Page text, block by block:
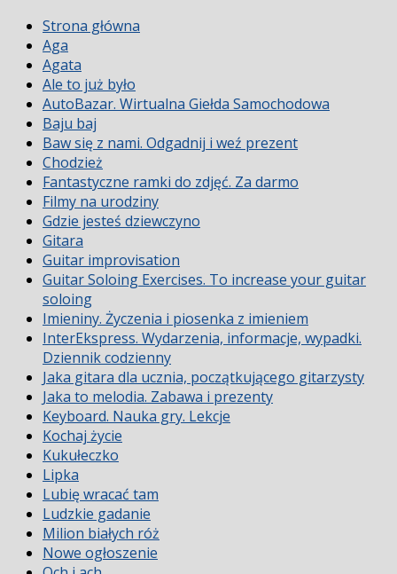
Strona główna
Aga
Agata
Ale to już było
AutoBazar. Wirtualna Giełda Samochodowa
Baju baj
Baw się z nami. Odgadnij i weź prezent
Chodzież
Fantastyczne ramki do zdjęć. Za darmo
Filmy na urodziny
Gdzie jesteś dziewczyno
Gitara
Guitar improvisation
Guitar Soloing Exercises. To increase your guitar
soloing
Imieniny. Życzenia i piosenka z imieniem
InterEkspress. Wydarzenia, informacje, wypadki.
Dziennik codzienny
Jaka gitara dla ucznia, początkującego gitarzysty
Jaka to melodia. Zabawa i prezenty
Keyboard. Nauka gry. Lekcje
Kochaj życie
Kukułeczko
Lipka
Lubię wracać tam
Ludzkie gadanie
Milion białych róż
Nowe ogłoszenie